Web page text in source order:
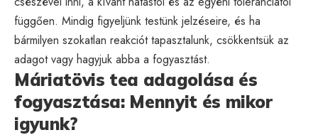
függően. Mindig figyeljünk testünk jelzéseire, és ha
bármilyen szokatlan reakciót tapasztalunk, csökkentsük az
adagot vagy hagyjuk abba a fogyasztást.
Máriatövis tea adagolása és
fogyasztása: Mennyit és mikor
igyunk?